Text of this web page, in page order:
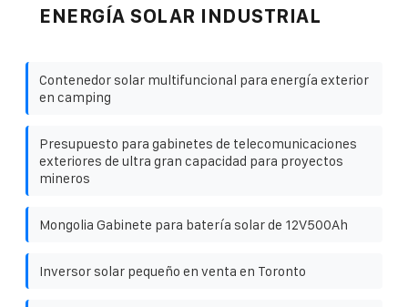
ENERGÍA SOLAR INDUSTRIAL
Contenedor solar multifuncional para energía exterior
en camping
Presupuesto para gabinetes de telecomunicaciones
exteriores de ultra gran capacidad para proyectos
mineros
Mongolia Gabinete para batería solar de 12V500Ah
Inversor solar pequeño en venta en Toronto